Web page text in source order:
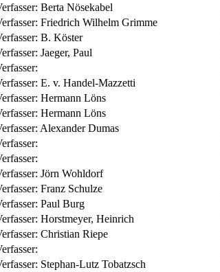
Berta Nösekabel
Friedrich Wilhelm Grimme
B. Köster
Jaeger, Paul
E. v. Handel-Mazzetti
Hermann Löns
Hermann Löns
Alexander Dumas
Jörn Wohldorf
Franz Schulze
Paul Burg
Horstmeyer, Heinrich
Christian Riepe
Stephan-Lutz Tobatzsch